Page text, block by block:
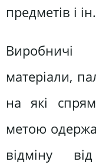
предметів і ін.
матеріали,
на які
метою
відміну